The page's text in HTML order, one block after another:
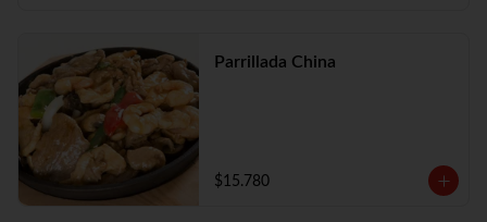
Parrillada China
$15.780